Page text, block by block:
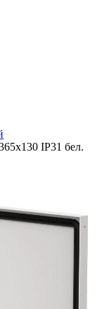
IP31 бел.